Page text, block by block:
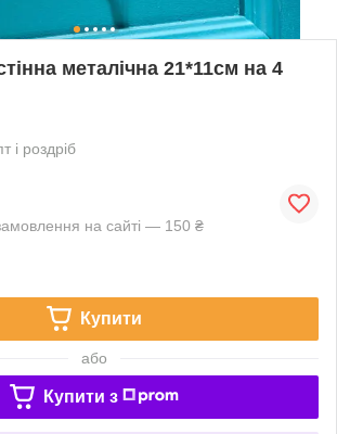
металічна 21*11см на 4
і роздріб
на сайті — 150 ₴
Купити
або
Купити з